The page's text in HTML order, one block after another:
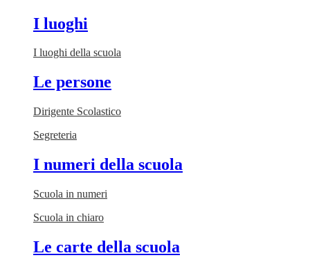
I luoghi
I luoghi della scuola
Le persone
Dirigente Scolastico
Segreteria
I numeri della scuola
Scuola in numeri
Scuola in chiaro
Le carte della scuola